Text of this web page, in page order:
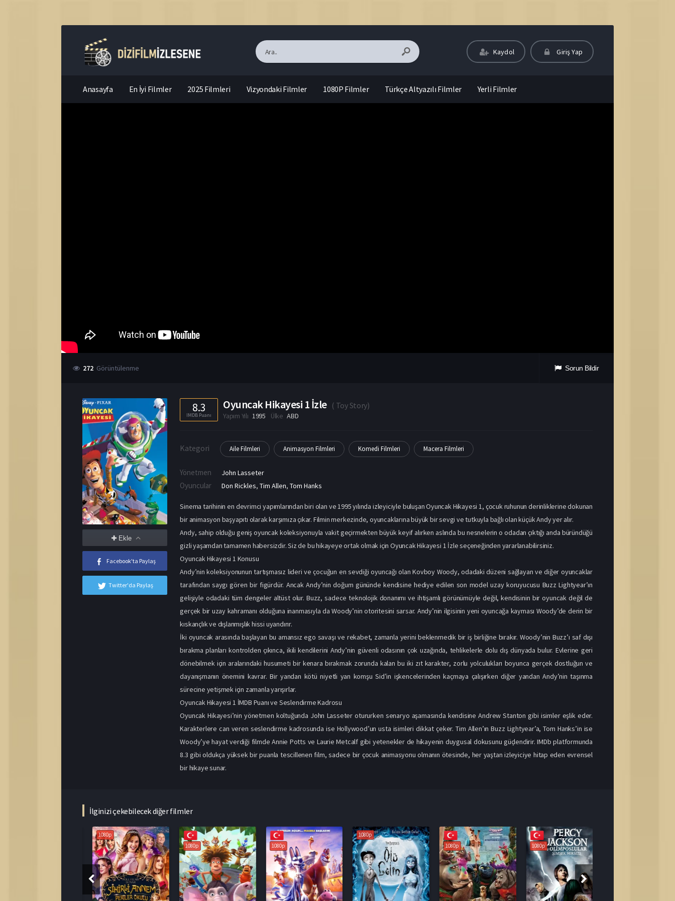
Kaydol Giriş Yap
Anasayfa En İyi Filmler 2025 Filmleri Vizyondaki Filmler 1080P Filmler Türkçe Altyazılı Filmler Yerli Filmler
272 Görüntülenme Sorun Bildir
Ekle
Facebook'ta Paylaş
Twitter'da Paylaş
8.3
IMDB Puanı
Oyuncak Hikayesi 1 İzle ( Toy Story)
Yapım Yılı 1995 Ülke ABD
Kategori Aile Filmleri Animasyon Filmleri Komedi Filmleri Macera Filmleri
Yönetmen John Lasseter
Oyuncular Don Rickles,Tim Allen,Tom Hanks
Sinema tarihinin en devrimci yapımlarından biri olan ve 1995 yılında izleyiciyle buluşan Oyuncak Hikayesi 1, çocuk ruhunun derinliklerine dokunan
bir animasyon başyapıtı olarak karşımıza çıkar. Filmin merkezinde, oyuncaklarına büyük bir sevgi ve tutkuyla bağlı olan küçük Andy yer alır.
Andy, sahip olduğu geniş oyuncak koleksiyonuyla vakit geçirmekten büyük keyif alırken aslında bu nesnelerin o odadan çıktığı anda büründüğü
gizli yaşamdan tamamen habersizdir. Siz de bu hikayeye ortak olmak için Oyuncak Hikayesi 1 İzle seçeneğinden yararlanabilirsiniz.
Oyuncak Hikayesi 1 Konusu
Andy’nin koleksiyonunun tartışmasız lideri ve çocuğun en sevdiği oyuncağı olan Kovboy Woody, odadaki düzeni sağlayan ve diğer oyuncaklar
tarafından saygı gören bir figürdür. Ancak Andy’nin doğum gününde kendisine hediye edilen son model uzay koruyucusu Buzz Lightyear’ın
gelişiyle odadaki tüm dengeler altüst olur. Buzz, sadece teknolojik donanımı ve ihtişamlı görünümüyle değil, kendisinin bir oyuncak değil de
gerçek bir uzay kahramanı olduğuna inanmasıyla da Woody’nin otoritesini sarsar. Andy’nin ilgisinin yeni oyuncağa kayması Woody’de derin bir
kıskançlık ve dışlanmışlık hissi uyandırır.
İki oyuncak arasında başlayan bu amansız ego savaşı ve rekabet, zamanla yerini beklenmedik bir iş birliğine bırakır. Woody’nin Buzz’ı saf dışı
bırakma planları kontrolden çıkınca, ikili kendilerini Andy’nin güvenli odasının çok uzağında, tehlikelerle dolu dış dünyada bulur. Evlerine geri
dönebilmek için aralarındaki husumeti bir kenara bırakmak zorunda kalan bu iki zıt karakter, zorlu yolculukları boyunca gerçek dostluğun ve
dayanışmanın önemini kavrar. Bir yandan kötü niyetli yan komşu Sid’in işkencelerinden kaçmaya çalışırken diğer yandan Andy’nin taşınma
sürecine yetişmek için zamanla yarışırlar.
Oyuncak Hikayesi 1 İMDB Puanı ve Seslendirme Kadrosu
Oyuncak Hikayesi’nin yönetmen koltuğunda John Lasseter otururken senaryo aşamasında kendisine Andrew Stanton gibi isimler eşlik eder.
Karakterlere can veren seslendirme kadrosunda ise Hollywood’un usta isimleri dikkat çeker. Tim Allen’ın Buzz Lightyear’a, Tom Hanks’in ise
Woody’ye hayat verdiği filmde Annie Potts ve Laurie Metcalf gibi yetenekler de hikayenin duygusal dokusunu güçlendirir. IMDb platformunda
8.3 gibi oldukça yüksek bir puanla tescillenen film, sadece bir çocuk animasyonu olmanın ötesinde, her yaştan izleyiciye hitap eden evrensel
bir hikaye sunar.
İlginizi çekebilecek diğer filmler
1080p
1080p 1080p
1080p
1080p 1080p